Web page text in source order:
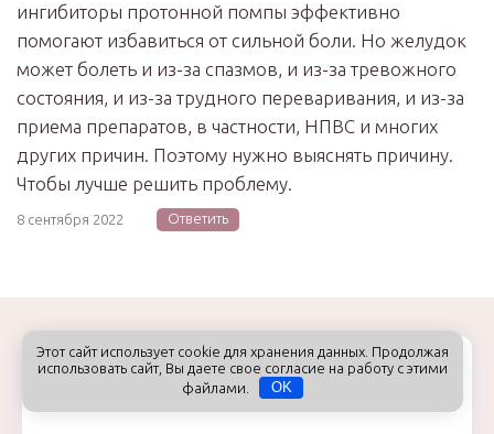
ингибиторы протонной помпы эффективно
помогают избавиться от сильной боли. Но желудок
может болеть и из-за спазмов, и из-за тревожного
состояния, и из-за трудного переваривания, и из-за
приема препаратов, в частности, НПВС и многих
других причин. Поэтому нужно выяснять причину.
Чтобы лучше решить проблему.
8 сентября 2022 Ответить
Комментарий
Этот сайт использует cookie для хранения данных. Продолжая
использовать сайт, Вы даете свое согласие на работу с этими
файлами.
OK